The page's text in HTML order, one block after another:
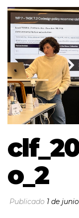
o_2
Publicado 1 de